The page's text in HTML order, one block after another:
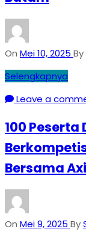
On Mei 10, 2025 By
Selengkapnya
Leave a
100 Peserta
Bersama
On Mei 9, 2025 By